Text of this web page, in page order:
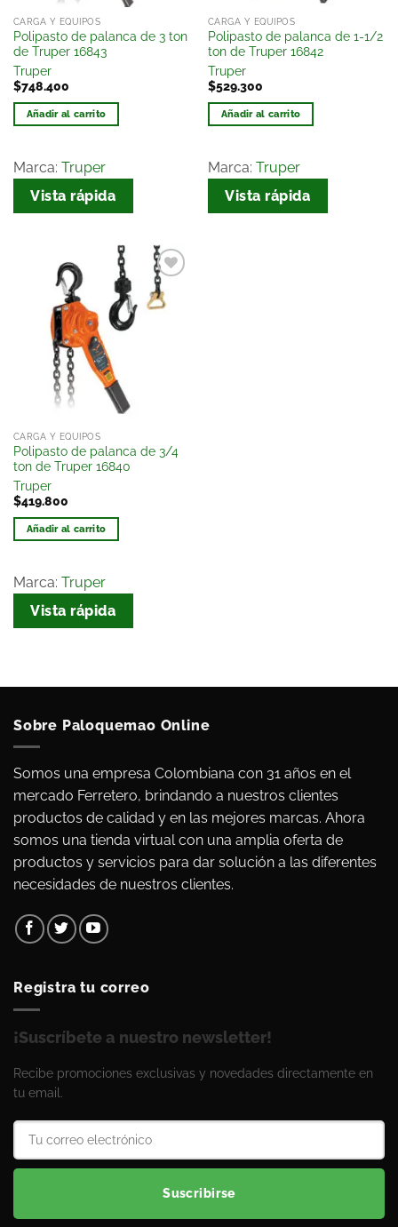
CARGA Y EQUIPOS
Polipasto de palanca de 3 ton
de Truper 16843
Truper
$748.400
Añadir al carrito
Marca: Truper
Vista rápida
CARGA Y EQUIPOS
Polipasto de palanca de 1-1/2
ton de Truper 16842
Truper
$529.300
Añadir al carrito
Marca: Truper
Vista rápida
Añadir
a la
CARGA Y EQUIPOS
Polipasto de palanca de 3/4
ton de Truper 16840
Truper
$419.800
Añadir al carrito
Marca: Truper
Vista rápida
Sobre Paloquemao Online
Somos una empresa Colombiana con 31 años en el
mercado Ferretero, brindando a nuestros clientes
productos de calidad y en las mejores marcas. Ahora
somos una tienda virtual con una amplia oferta de
productos y servicios para dar solución a las diferentes
necesidades de nuestros clientes.
Registra tu correo
¡Suscríbete a nuestro newsletter!
Recibe promociones exclusivas y novedades directamente en
tu email.
Suscribirse